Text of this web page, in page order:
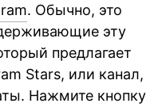
. Обычно, это
эту
предлагает
Stars, или канал,
Нажмите кнопку